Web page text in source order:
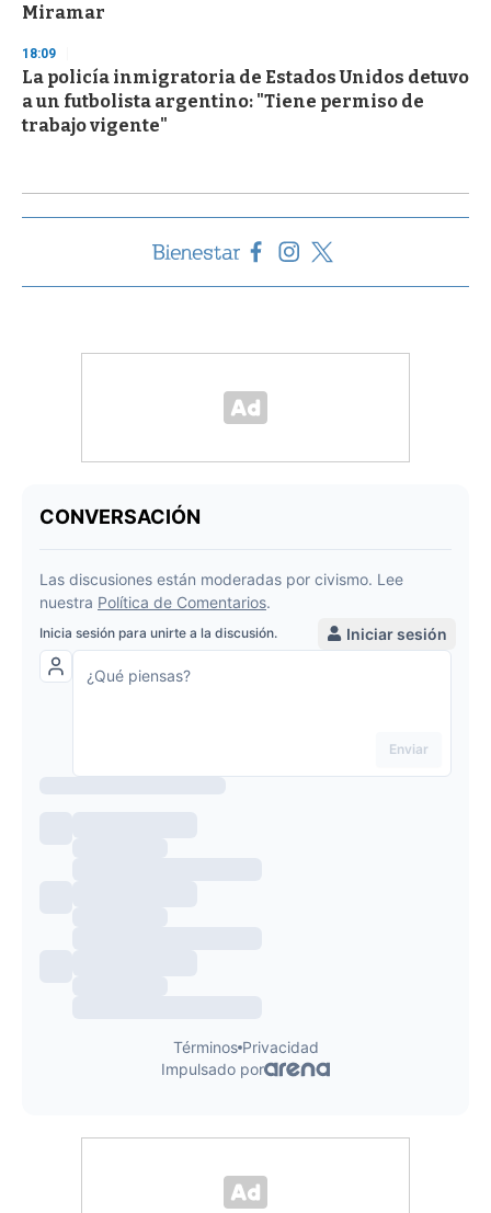
Miramar
18:09
La policía inmigratoria de Estados Unidos detuvo
a un futbolista argentino: "Tiene permiso de
trabajo vigente"